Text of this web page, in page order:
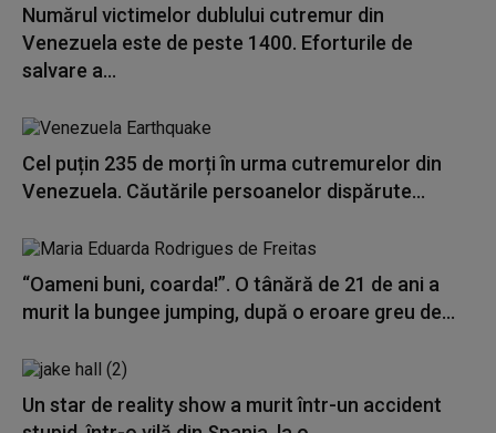
Numărul victimelor dublului cutremur din
Venezuela este de peste 1400. Eforturile de
salvare a...
Cel puțin 235 de morți în urma cutremurelor din
Venezuela. Căutările persoanelor dispărute...
“Oameni buni, coarda!”. O tânără de 21 de ani a
murit la bungee jumping, după o eroare greu de...
Un star de reality show a murit într-un accident